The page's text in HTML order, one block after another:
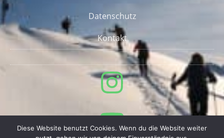
Datenschutz
Kontakt
Diese Website benutzt Cookies. Wenn du die Website weiter